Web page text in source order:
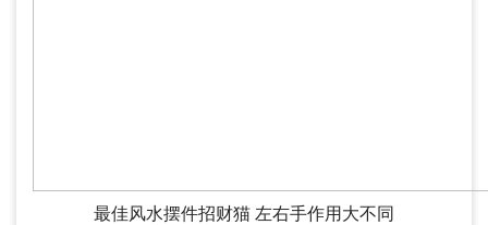
最佳风水摆件招财猫 左右手作用大不同